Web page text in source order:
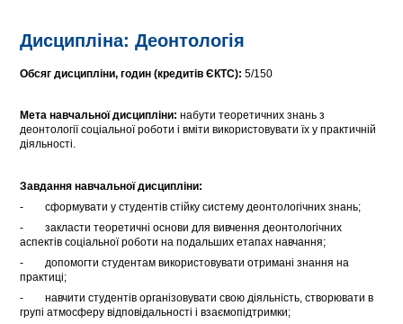
Дисципліна: Деонтологія
Обсяг дисципліни, годин (кредитів ЄКТС):5/150
Мета навчальної дисципліни: набути теоретичних знань з
деонтології соціальної роботи і вміти використовувати їх у практичній
діяльності.
Завдання навчальної дисципліни:
- сформувати у студентів стійку систему деонтологічних знань;
- закласти теоретичні основи для вивчення деонтологічних
аспектів соціальної роботи на подальших етапах навчання;
- допомогти студентам використовувати отримані знання на
практиці;
- навчити студентів організовувати свою діяльність, створювати в
групі атмосферу відповідальності і взаємопідтримки;